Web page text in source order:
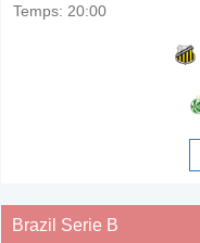
Temps: 20:00
Brazil Serie B